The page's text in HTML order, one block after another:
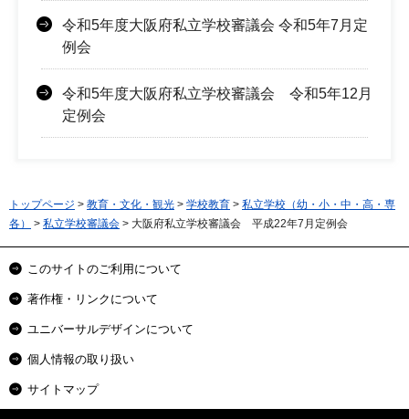
令和5年度大阪府私立学校審議会 令和5年7月定
例会
令和5年度大阪府私立学校審議会 令和5年12月
定例会
トップページ > 教育・文化・観光 > 学校教育 > 私立学校（幼・小・中・高・専
各）
> 私立学校審議会 > 大阪府私立学校審議会 平成22年7月定例会
このサイトのご利用について
著作権・リンクについて
ユニバーサルデザインについて
個人情報の取り扱い
サイトマップ